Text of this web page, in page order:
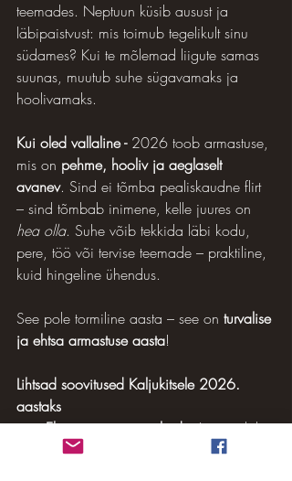
teemades. Neptuun küsib ausust ja
läbipaistvust: mis toimub tegelikult sinu
südames? Kui te mõlemad liigute samas
suunas, muutub suhe sügavamaks ja
hoolivamaks.
Kui oled vallaline - 2026 toob armastuse,
mis on pehme, hooliv ja aeglaselt
avanev. Sind ei tõmba pealiskaudne flirt
– sind tõmbab inimene, kelle juures on
hea olla. Suhe võib tekkida läbi kodu,
pere, töö või tervise teemade – praktiline,
kuid hingeline ühendus.
See pole tormiline aasta – see on turvalise
ja ehtsa armastuse aasta!
Lihtsad soovitused Kaljukitsele 2026.
aastaks
Ehita uus sisemine kodu. Loo endale
rahu, mida keegi väljast ei saa anda.